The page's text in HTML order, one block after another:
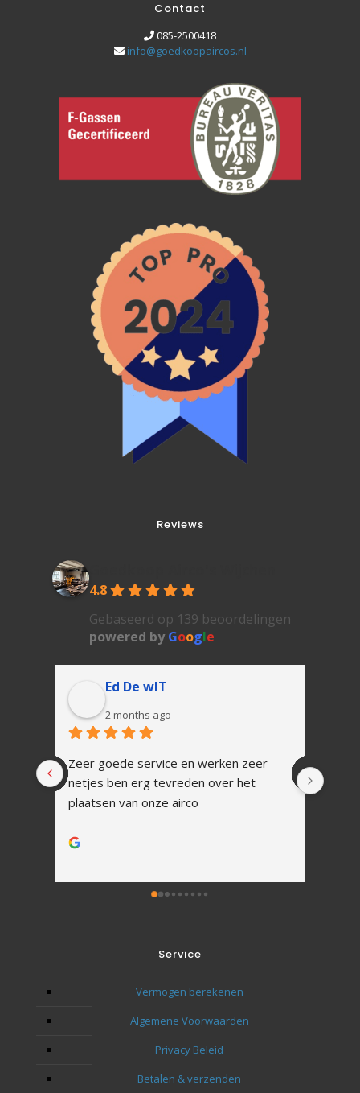
Contact
085-2500418
info@goedkoopaircos.nl
Reviews
4.8
Gebaseerd op 139 beoordelingen
powered byGoogle
Ed De wIT
2 months ago
Zeer goede service en werken zeer
netjes ben erg tevreden over het
plaatsen van onze airco
Service
Vermogen berekenen
Algemene Voorwaarden
Privacy Beleid
Betalen & verzenden